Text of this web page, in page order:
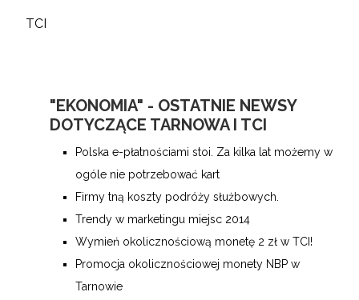
TCI
"EKONOMIA" - OSTATNIE NEWSY
DOTYCZĄCE TARNOWA I TCI
Polska e-płatnościami stoi. Za kilka lat możemy w
ogóle nie potrzebować kart
Firmy tną koszty podróży służbowych.
Trendy w marketingu miejsc 2014
Wymień okolicznościową monetę 2 zł w TCI!
Promocja okolicznościowej monety NBP w
Tarnowie